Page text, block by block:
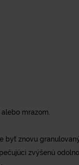
mrazom.
byť znovu
zvýšenú